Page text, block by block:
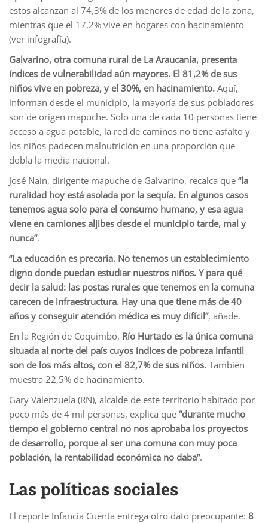
estos alcanzan al 74,3% de los menores de edad de la zona,
mientras que el 17,2% vive en hogares con hacinamiento
(ver infografía).
Galvarino, otra comuna rural de La Araucanía, presenta
índices de vulnerabilidad aún mayores. El 81,2% de sus
niños vive en pobreza, y el 30%, en hacinamiento. Aquí,
informan desde el municipio, la mayoría de sus pobladores
son de origen mapuche. Solo una de cada 10 personas tiene
acceso a agua potable, la red de caminos no tiene asfalto y
los niños padecen malnutrición en una proporción que
dobla la media nacional.
José Nain, dirigente mapuche de Galvarino, recalca que “la
ruralidad hoy está asolada por la sequía. En algunos casos
tenemos agua solo para el consumo humano, y esa agua
viene en camiones aljibes desde el municipio tarde, mal y
nunca”.
“La educación es precaria. No tenemos un establecimiento
digno donde puedan estudiar nuestros niños. Y para qué
decir la salud: las postas rurales que tenemos en la comuna
carecen de infraestructura. Hay una que tiene más de 40
años y conseguir atención médica es muy difícil”, añade.
En la Región de Coquimbo, Río Hurtado es la única comuna
situada al norte del país cuyos índices de pobreza infantil
son de los más altos, con el 82,7% de sus niños. También
muestra 22,5% de hacinamiento.
Gary Valenzuela (RN), alcalde de este territorio habitado por
poco más de 4 mil personas, explica que “durante mucho
tiempo el gobierno central no nos aprobaba los proyectos
de desarrollo, porque al ser una comuna con muy poca
población, la rentabilidad económica no daba”.
Las políticas sociales
El reporte Infancia Cuenta entrega otro dato preocupante: 8